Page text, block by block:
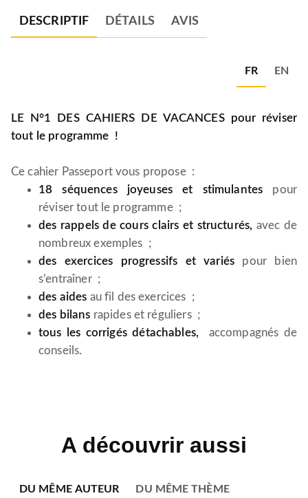
DESCRIPTIF DÉTAILS AVIS
FR EN
LE N°1 DES CAHIERS DE VACANCES pour réviser
tout le programme !
Ce cahier Passeport vous propose :
18 séquences joyeuses et stimulantes pour
réviser tout le programme ;
des rappels de cours clairs et structurés, avec de
nombreux exemples ;
des exercices progressifs et variés pour bien
s’entraîner ;
des aides au fil des exercices ;
des bilans rapides et réguliers ;
tous les corrigés détachables, accompagnés de
conseils.
A découvrir aussi
DU MÊME AUTEUR DU MÊME THÈME